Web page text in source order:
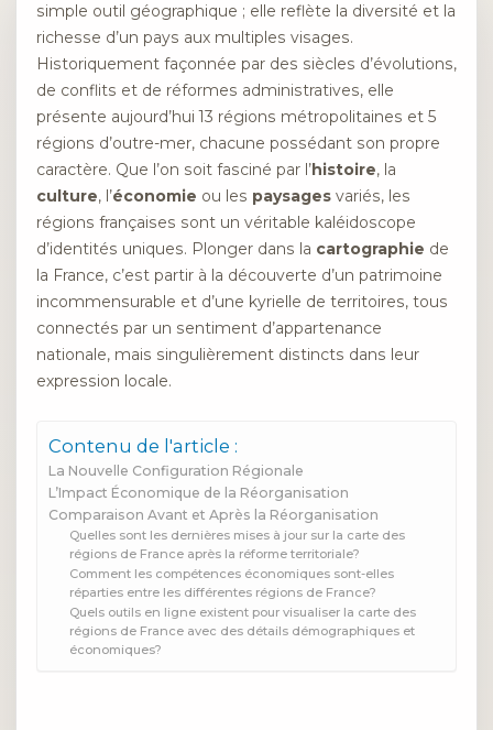
simple outil géographique ; elle reflète la diversité et la
richesse d’un pays aux multiples visages.
Historiquement façonnée par des siècles d’évolutions,
de conflits et de réformes administratives, elle
présente aujourd’hui 13 régions métropolitaines et 5
régions d’outre-mer, chacune possédant son propre
caractère. Que l’on soit fasciné par l’histoire, la
culture, l’économie ou les paysages variés, les
régions françaises sont un véritable kaléidoscope
d’identités uniques. Plonger dans la cartographie de
la France, c’est partir à la découverte d’un patrimoine
incommensurable et d’une kyrielle de territoires, tous
connectés par un sentiment d’appartenance
nationale, mais singulièrement distincts dans leur
expression locale.
Contenu de l'article :
La Nouvelle Configuration Régionale
L’Impact Économique de la Réorganisation
Comparaison Avant et Après la Réorganisation
Quelles sont les dernières mises à jour sur la carte des
régions de France après la réforme territoriale?
Comment les compétences économiques sont-elles
réparties entre les différentes régions de France?
Quels outils en ligne existent pour visualiser la carte des
régions de France avec des détails démographiques et
économiques?